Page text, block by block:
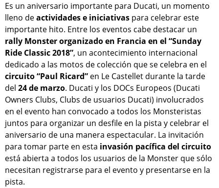
Es un aniversario importante para Ducati, un momento
lleno deactividades e iniciativas para celebrar este
importante hito. Entre los eventos cabe destacar un
rally Monster organizado en Francia en el “Sunday
Ride Classic 2018”, un acontecimiento internacional
dedicado a las motos de colección que se celebra en el
circuito “Paul Ricard” en Le Castellet durante la tarde
del 24 de marzo. Ducati y los DOCs Europeos (Ducati
Owners Clubs, Clubs de usuarios Ducati) involucrados
en el evento han convocado a todos los Monsteristas
juntos para organizar un desfile en la pista y celebrar el
aniversario de una manera espectacular. La invitación
para tomar parte en esta invasión pacífica del circuito
está abierta a todos los usuarios de la Monster que sólo
necesitan registrarse para el evento y presentarse en la
pista.